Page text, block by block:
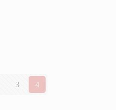
3 4